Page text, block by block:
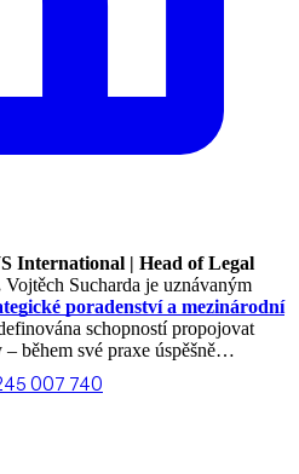
International | Head of Legal
Vojtěch Sucharda je uznávaným
poradenství a mezinárodní
schopností propojovat
během své praxe úspěšně
spolupráci ve více než 70
007 740